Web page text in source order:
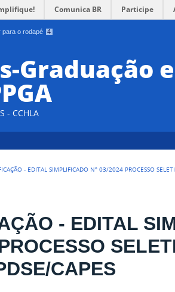
para o rodapé 4
Comunica BR Participe
Graduação
- CCHLA
- EDITAL SIMPLIFICADO Nº 03/2024 PROCESSO
- EDITAL
CAPES